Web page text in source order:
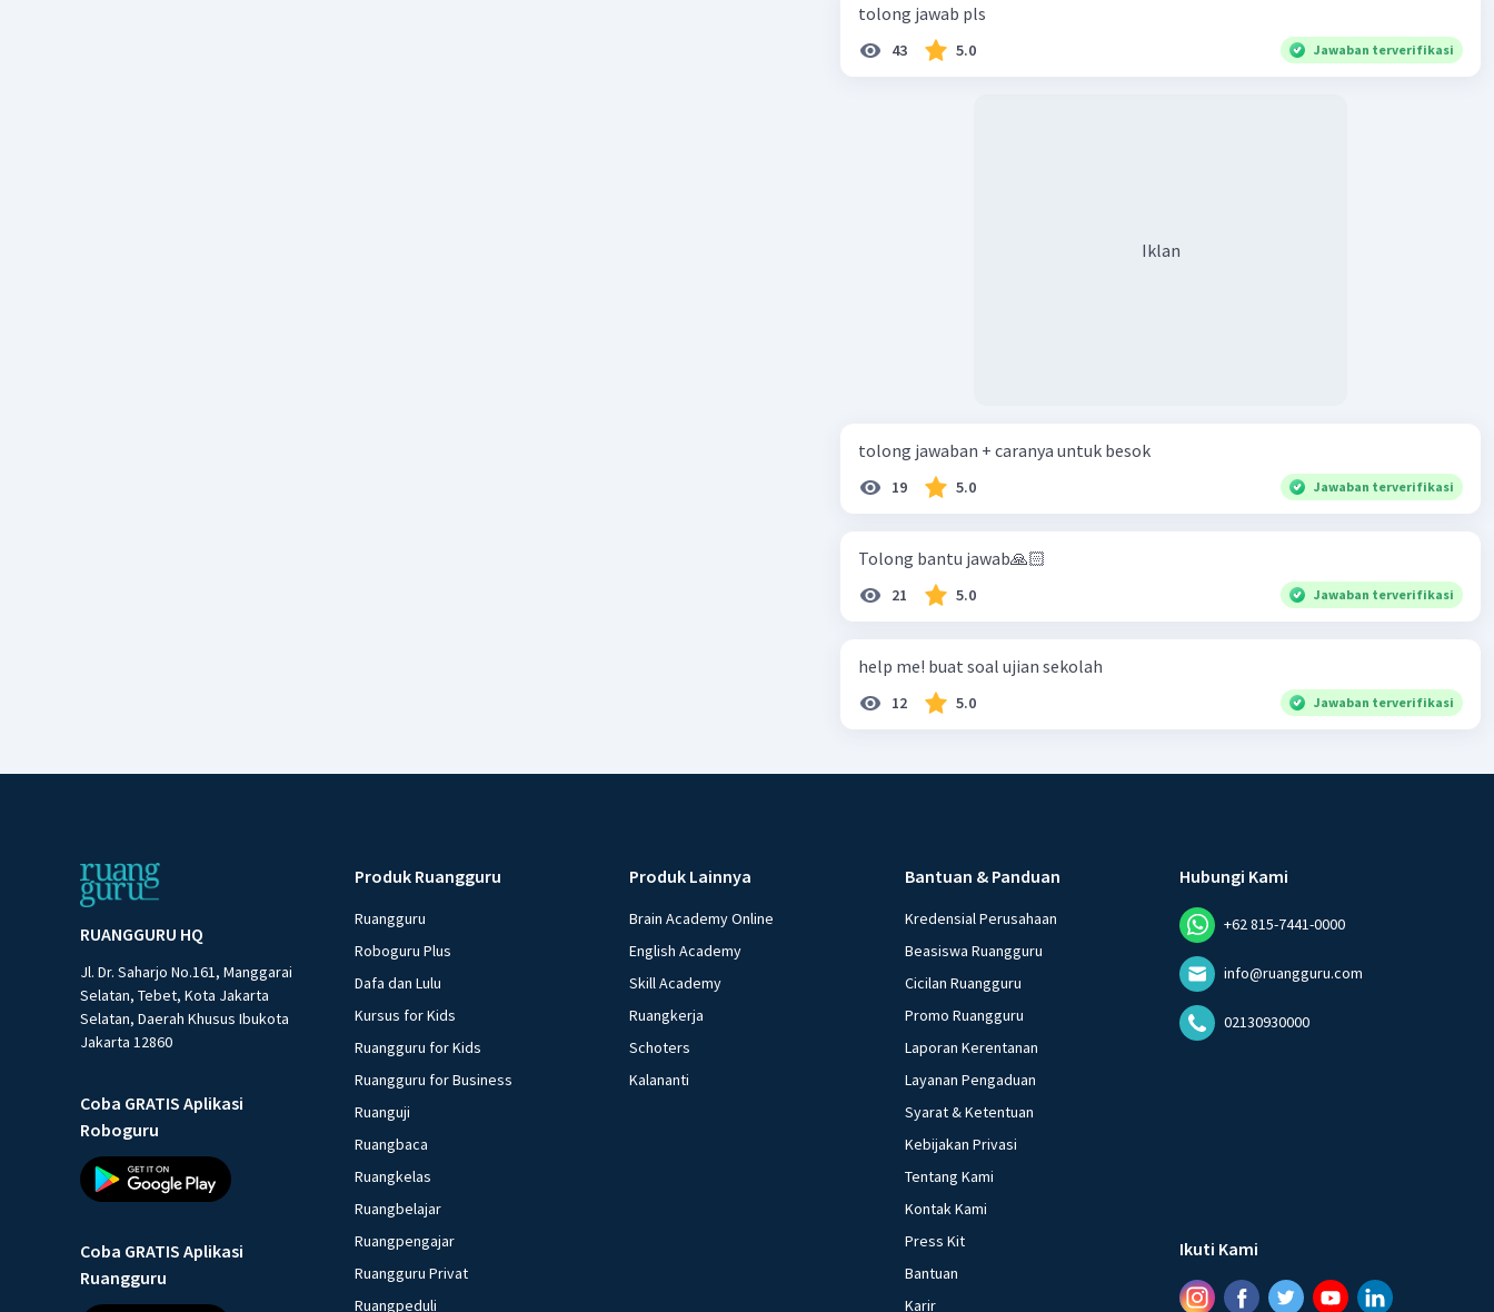
tolong jawab pls
43 5.0 Jawaban terverifikasi
Iklan
tolong jawaban + caranya untuk besok
19 5.0 Jawaban terverifikasi
Tolong bantu jawab🙏🏻
21 5.0 Jawaban terverifikasi
help me! buat soal ujian sekolah
12 5.0 Jawaban terverifikasi
RUANGGURU HQ
Jl. Dr. Saharjo No.161, Manggarai
Selatan, Tebet, Kota Jakarta
Selatan, Daerah Khusus Ibukota
Jakarta 12860
Coba GRATIS Aplikasi
Roboguru
Coba GRATIS Aplikasi
Ruangguru
Produk Ruangguru
Ruangguru
Roboguru Plus
Dafa dan Lulu
Kursus for Kids
Ruangguru for Kids
Ruangguru for Business
Ruanguji
Ruangbaca
Ruangkelas
Ruangbelajar
Ruangpengajar
Ruangguru Privat
Ruangpeduli
Produk Lainnya
Brain Academy Online
English Academy
Skill Academy
Ruangkerja
Schoters
Kalananti
Bantuan & Panduan
Kredensial Perusahaan
Beasiswa Ruangguru
Cicilan Ruangguru
Promo Ruangguru
Laporan Kerentanan
Layanan Pengaduan
Syarat & Ketentuan
Kebijakan Privasi
Tentang Kami
Kontak Kami
Press Kit
Bantuan
Karir
Hubungi Kami
+62 815-7441-0000
info@ruangguru.com
02130930000
Ikuti Kami